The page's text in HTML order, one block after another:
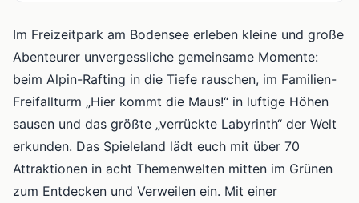
Im Freizeitpark am Bodensee erleben kleine und große
Abenteurer unvergessliche gemeinsame Momente:
beim Alpin-Rafting in die Tiefe rauschen, im Familien-
Freifallturm „Hier kommt die Maus!“ in luftige Höhen
sausen und das größte „verrückte Labyrinth“ der Welt
erkunden. Das Spieleland lädt euch mit über 70
Attraktionen in acht Themenwelten mitten im Grünen
zum Entdecken und Verweilen ein. Mit einer